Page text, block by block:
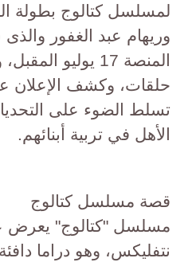
لمسلسل كتالوج بطولة
وريهام عبد الغفور
حلقات، وكشف الإعلان
تسلط الضوء على
الأهل في تربية أبنائهم.
قصة مسلسل كتالوج
مسلسل "كتالوج" يعرض
نتفليكس، وهو دراما